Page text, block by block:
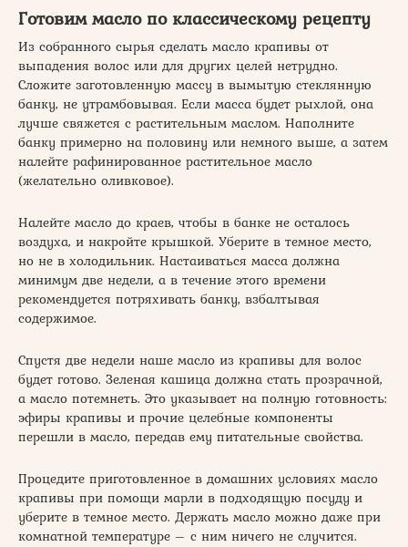
Готовим масло по классическому рецепту
Из собранного сырья сделать масло крапивы от
выпадения волос или для других целей нетрудно.
Сложите заготовленную массу в вымытую стеклянную
банку, не утрамбовывая. Если масса будет рыхлой, она
лучше свяжется с растительным маслом. Наполните
банку примерно на половину или немного выше, а затем
налейте рафинированное растительное масло
(желательно оливковое).
Налейте масло до краев, чтобы в банке не осталось
воздуха, и накройте крышкой. Уберите в темное место,
но не в холодильник. Настаиваться масса должна
минимум две недели, а в течение этого времени
рекомендуется потряхивать банку, взбалтывая
содержимое.
Спустя две недели наше масло из крапивы для волос
будет готово. Зеленая кашица должна стать прозрачной,
а масло потемнеть. Это указывает на полную готовность:
эфиры крапивы и прочие целебные компоненты
перешли в масло, передав ему питательные свойства.
Процедите приготовленное в домашних условиях масло
крапивы при помощи марли в подходящую посуду и
уберите в темное место. Держать масло можно даже при
комнатной температуре – с ним ничего не случится.